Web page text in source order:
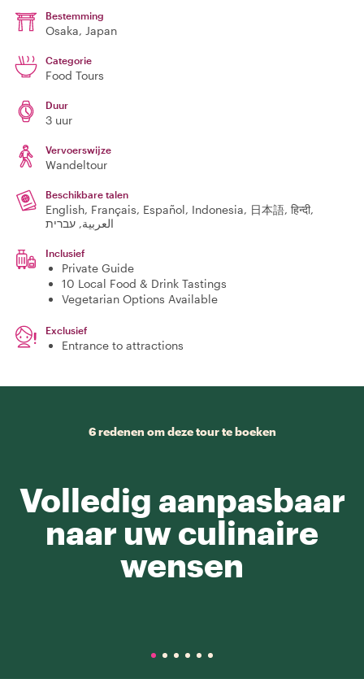
Bestemming
Osaka, Japan
Categorie
Food Tours
Duur
3 uur
Vervoerswijze
Wandeltour
Beschikbare talen
English, Français, Español, Indonesia, 日本語, हिन्दी,
العربية, עברית
Inclusief
Private Guide
10 Local Food & Drink Tastings
Vegetarian Options Available
Exclusief
Entrance to attractions
6 redenen om deze tour te boeken
Volledig aanpasbaar
naar uw culinaire
wensen